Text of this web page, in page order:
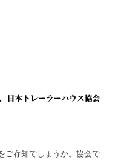
ご存知でしょうか。協会で